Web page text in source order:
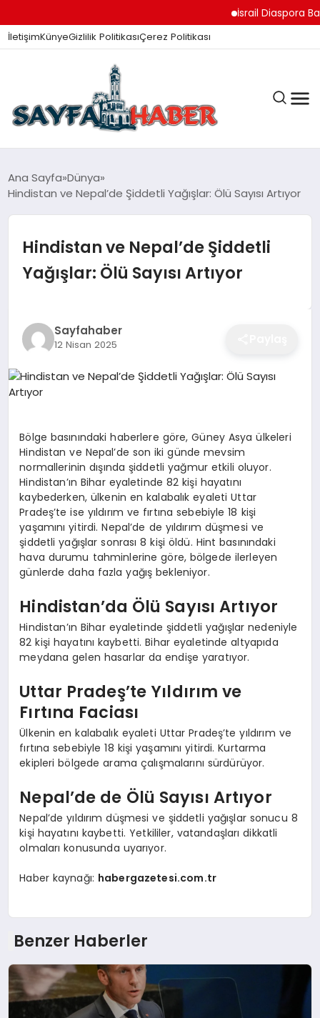
İsrail Diaspora
İletişimKünyeGizlilik PolitikasıÇerez Politikası
ANA SAYFA
İZMIR HABERLERI
EĞITIM
EKONOMI
SAĞLIK
SPOR
YAŞAM
DIĞER
Ana Sayfa Dünya
Hindistan ve Nepal’de Şiddetli Yağışlar: Ölü Sayısı Artıyor
Hindistan ve Nepal’de Şiddetli
Yağışlar: Ölü Sayısı Artıyor
Sayfahaber
12 Nisan 2025
Bölge basınındaki haberlere göre, Güney Asya ülkeleri
Hindistan ve Nepal’de son iki günde mevsim
normallerinin dışında şiddetli yağmur etkili oluyor.
Hindistan’ın Bihar eyaletinde 82 kişi hayatını
kaybederken, ülkenin en kalabalık eyaleti Uttar
Pradeş’te ise yıldırım ve fırtına sebebiyle 18 kişi
yaşamını yitirdi. Nepal’de de yıldırım düşmesi ve
şiddetli yağışlar sonrası 8 kişi öldü. Hint basınındaki
hava durumu tahminlerine göre, bölgede ilerleyen
günlerde daha fazla yağış bekleniyor.
Hindistan’da Ölü Sayısı Artıyor
Hindistan’ın Bihar eyaletinde şiddetli yağışlar nedeniyle
82 kişi hayatını kaybetti. Bihar eyaletinde altyapıda
meydana gelen hasarlar da endişe yaratıyor.
Uttar Pradeş’te Yıldırım ve
Fırtına Faciası
Ülkenin en kalabalık eyaleti Uttar Pradeş’te yıldırım ve
fırtına sebebiyle 18 kişi yaşamını yitirdi. Kurtarma
ekipleri bölgede arama çalışmalarını sürdürüyor.
Nepal’de de Ölü Sayısı Artıyor
Nepal’de yıldırım düşmesi ve şiddetli yağışlar sonucu 8
kişi hayatını kaybetti. Yetkililer, vatandaşları dikkatli
olmaları konusunda uyarıyor.
Haber kaynağı: habergazetesi.com.tr
Benzer Haberler